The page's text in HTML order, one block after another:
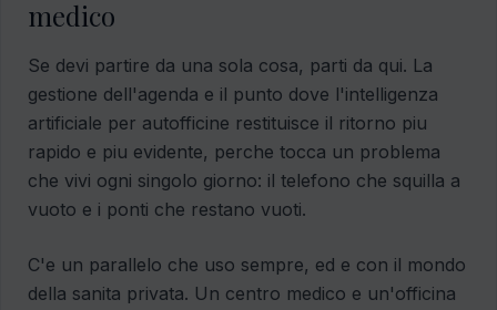
medico
Se devi partire da una sola cosa, parti da qui. La
gestione dell'agenda e il punto dove l'intelligenza
artificiale per autofficine restituisce il ritorno piu
rapido e piu evidente, perche tocca un problema
che vivi ogni singolo giorno: il telefono che squilla a
vuoto e i ponti che restano vuoti.
C'e un parallelo che uso sempre, ed e con il mondo
della sanita privata. Un centro medico e un'officina